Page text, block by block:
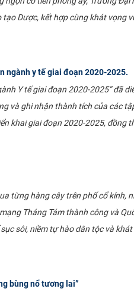
Dược, kết hợp cùng khát vọng
ngành y tế giai đoạn 2020-2025.
Y tế giai đoạn 2020-2025” đã
và ghi nhận thành tích của các
khai giai đoạn 2020-2025, đồng
từng hàng cây trên phố cổ kính,
Tháng Tám thành công và
sôi, niềm tự hào dân tộc và
bùng nổ tương lai”